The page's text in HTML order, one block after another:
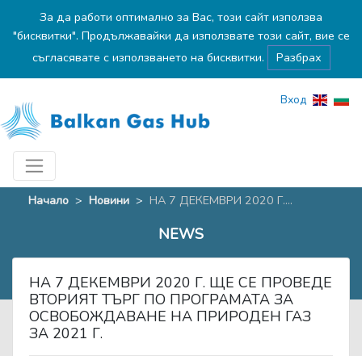
За да работи оптимално за Вас, този сайт използва
"бисквитки". Продължавайки да използвате този сайт, вие се
съгласявате с използването на бисквитки.
Разбрах
Вход
Начало > Новини > НА 7 ДЕКЕМВРИ 2020 Г....
NEWS
НА 7 ДЕКЕМВРИ 2020 Г. ЩЕ СЕ ПРОВЕДЕ
ВТОРИЯТ ТЪРГ ПО ПРОГРАМАТА ЗА
ОСВОБОЖДАВАНЕ НА ПРИРОДЕН ГАЗ
ЗА 2021 Г.